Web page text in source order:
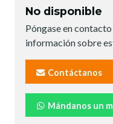
No disponible
Póngase en
información sobre
Contáctanos
Mándanos un